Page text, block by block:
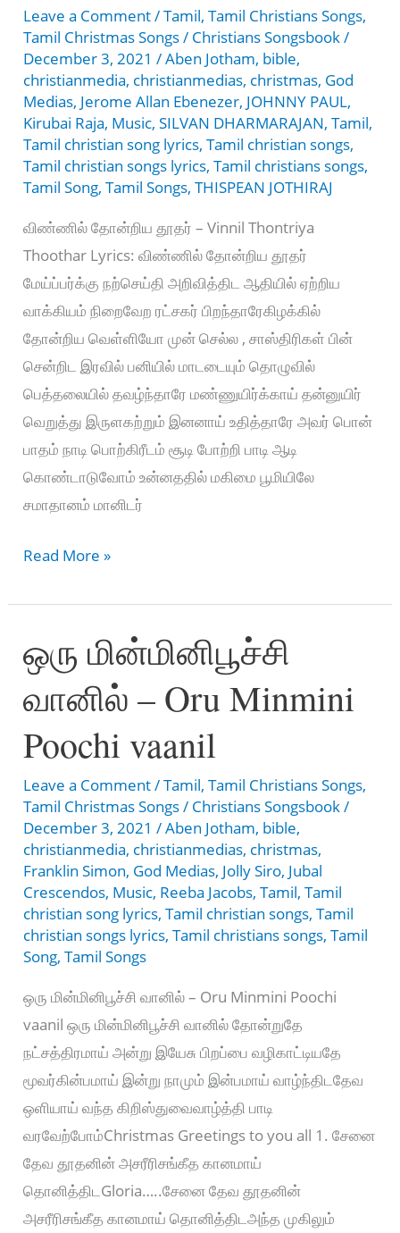
Leave a Comment/Tamil,Tamil Christians Songs,
Tamil Christmas Songs/ Christians Songsbook/
December 3, 2021/Aben Jotham, bible,
christianmedia, christianmedias, christmas, God
Medias, Jerome Allan Ebenezer, JOHNNY PAUL,
Kirubai Raja, Music,SILVAN DHARMARAJAN,Tamil,
Tamil christian song lyrics,Tamil christian songs,
Tamil christian songs lyrics,Tamil christians songs,
Tamil Song,Tamil Songs,THISPEAN JOTHIRAJ
விண்ணில் தோன்றிய தூதர் – Vinnil Thontriya
Thoothar Lyrics: விண்ணில் தோன்றிய தூதர்
மேய்ப்பர்க்கு நற்செய்தி அறிவித்திட ஆதியில் ஏற்றிய
வாக்கியம் நிறைவேற ரட்சகர் பிறந்தாரேகிழக்கில்
தோன்றிய வெள்ளியோ முன் செல்ல , சாஸ்திரிகள் பின்
சென்றிட இரவில் பனியில் மாடடையும் தொழுவில்
பெத்தலையில் தவழ்ந்தாரே மண்ணுயிர்க்காய் தன்னுயிர்
வெறுத்து இருளகற்றும் இனனாய் உதித்தாரே அவர் பொன்
பாதம் நாடி பொற்கிரீடம் சூடி போற்றி பாடி ஆடி
கொண்டாடுவோம் உன்னததில் மகிமை பூமியிலே
சமாதானம் மானிடர்
விண்ணில்
தூதர்
Vinnil
Thontriya
Read More »
ஒரு மின்மினிபூச்சி
வானில் – Oru Minmini
Poochi vaanil
Leave a Comment/Tamil,Tamil Christians Songs,
Tamil Christmas Songs/ Christians Songsbook/
December 3, 2021/Aben Jotham, bible,
christianmedia, christianmedias, christmas,
Franklin Simon, God Medias, Jolly Siro, Jubal
Crescendos, Music, Reeba Jacobs,Tamil,Tamil
christian song lyrics,Tamil christian songs,Tamil
christian songs lyrics,Tamil christians songs,Tamil
Song,Tamil Songs
ஒரு மின்மினிபூச்சி வானில் – Oru Minmini Poochi
vaanil ஒரு மின்மினிபூச்சி வானில் தோன்றுதே
நட்சத்திரமாய் அன்று இயேசு பிறப்பை வழிகாட்டியதே
மூவர்கின்பமாய் இன்று நாமும் இன்பமாய் வாழ்ந்திடதேவ
ஒளியாய் வந்த கிறிஸ்துவைவாழ்த்தி பாடி
வரவேற்போம்Christmas Greetings to you all 1. சேனை
தேவ தூதனின் அசரீரிசங்கீத கானமாய்
தொனித்திடGloria…..சேனை தேவ தூதனின்
அசரீரிசங்கீத கானமாய் தொனித்திடஅந்த முகிலும்